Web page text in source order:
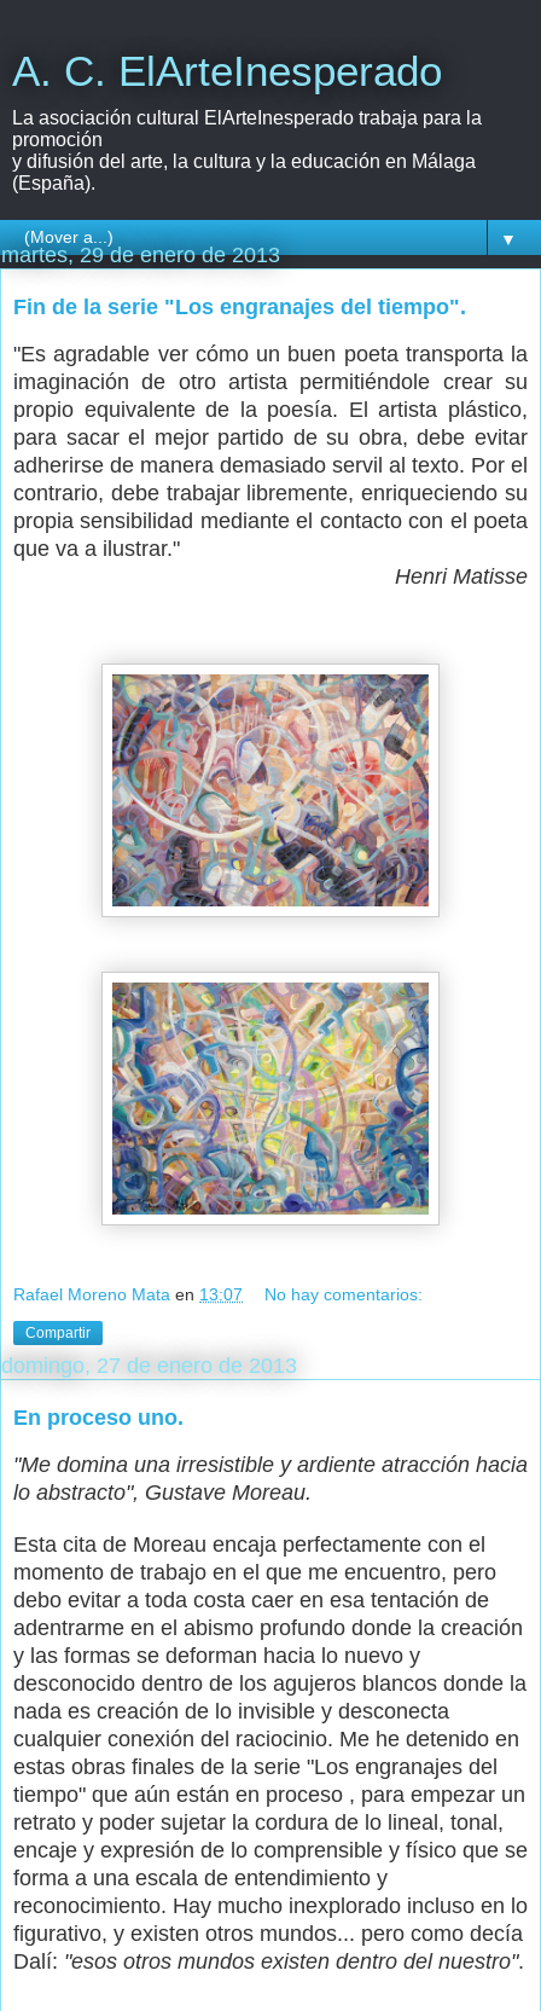
A. C. ElArteInesperado
La asociación cultural ElArteInesperado trabaja para la
promoción
y difusión del arte, la cultura y la educación en Málaga
(España).
▼
martes, 29 de enero de 2013
Fin de la serie "Los engranajes del tiempo".
"Es agradable ver cómo un buen poeta transporta la
imaginación de otro artista permitiéndole crear su
propio equivalente de la poesía. El artista plástico,
para sacar el mejor partido de su obra, debe evitar
adherirse de manera demasiado servil al texto. Por el
contrario, debe trabajar libremente, enriqueciendo su
propia sensibilidad mediante el contacto con el poeta
que va a ilustrar."
Henri Matisse
Rafael Moreno Mata en 13:07 No hay comentarios:
Compartir
domingo, 27 de enero de 2013
En proceso uno.
"Me domina una irresistible y ardiente atracción hacia
lo abstracto", Gustave Moreau.
Esta cita de Moreau encaja perfectamente con el
momento de trabajo en el que me encuentro, pero
debo evitar a toda costa caer en esa tentación de
adentrarme en el abismo profundo donde la creación
y las formas se deforman hacia lo nuevo y
desconocido dentro de los agujeros blancos donde la
nada es creación de lo invisible y desconecta
cualquier conexión del raciocinio. Me he detenido en
estas obras finales de la serie "Los engranajes del
tiempo" que aún están en proceso , para empezar un
retrato y poder sujetar la cordura de lo lineal, tonal,
encaje y expresión de lo comprensible y físico que se
forma a una escala de entendimiento y
reconocimiento. Hay mucho inexplorado incluso en lo
figurativo, y existen otros mundos... pero como decía
Dalí: "esos otros mundos existen dentro del nuestro".